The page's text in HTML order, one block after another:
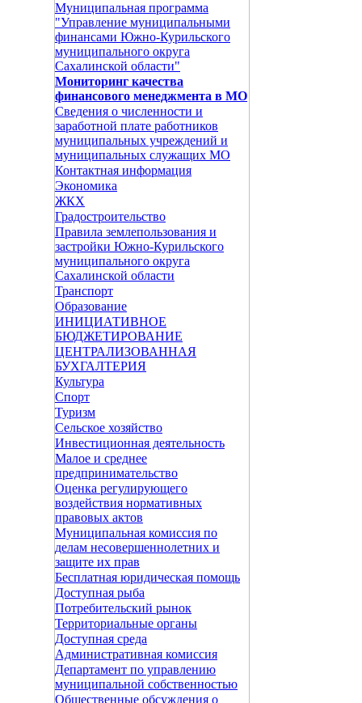
Муниципальная программа
"Управление муниципальными
финансами Южно-Курильского
муниципального округа
Сахалинской области"
Мониторинг качества
финансового менеджмента в МО
Сведения о численности и
заработной плате работников
муниципальных учреждений и
муниципальных служащих МО
Контактная информация
Экономика
ЖКХ
Градостроительство
Правила землепользования и
застройки Южно-Курильского
муниципального округа
Сахалинской области
Транспорт
Образование
ИНИЦИАТИВНОЕ
БЮДЖЕТИРОВАНИЕ
ЦЕНТРАЛИЗОВАННАЯ
БУХГАЛТЕРИЯ
Культура
Спорт
Туризм
Сельское хозяйство
Инвестиционная деятельность
Малое и среднее
предпринимательство
Оценка регулирующего
воздействия нормативных
правовых актов
Муниципальная комиссия по
делам несовершеннолетних и
защите их прав
Бесплатная юридическая помощь
Доступная рыба
Потребительский рынок
Территориальные органы
Доступная среда
Административная комиссия
Департамент по управлению
муниципальной собственностью
Общественные обсуждения о